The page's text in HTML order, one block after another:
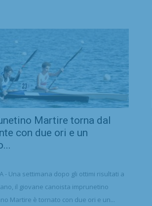
Martire torna dal
con due ori e un
- Una settimana dopo gli ottimi risultati a
il giovane canoista imprunetino
Martire è tornato con due ori e un...